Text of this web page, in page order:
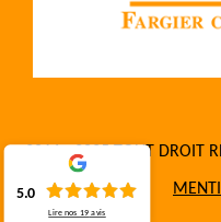
2016 - 2025 TOUT DROIT
5.0
Lire nos19 avis